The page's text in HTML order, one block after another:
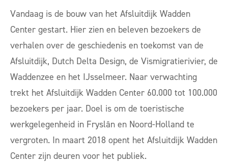
Vandaag is de bouw van het Afsluitdijk Wadden
Center gestart. Hier zien en beleven bezoekers de
verhalen over de geschiedenis en toekomst van de
Afsluitdijk, Dutch Delta Design, de Vismigratierivier, de
Waddenzee en het IJsselmeer. Naar verwachting
trekt het Afsluitdijk Wadden Center 60.000 tot 100.000
bezoekers per jaar. Doel is om de toeristische
werkgelegenheid in Fryslân en Noord-Holland te
vergroten. In maart 2018 opent het Afsluitdijk Wadden
Center zijn deuren voor het publiek.